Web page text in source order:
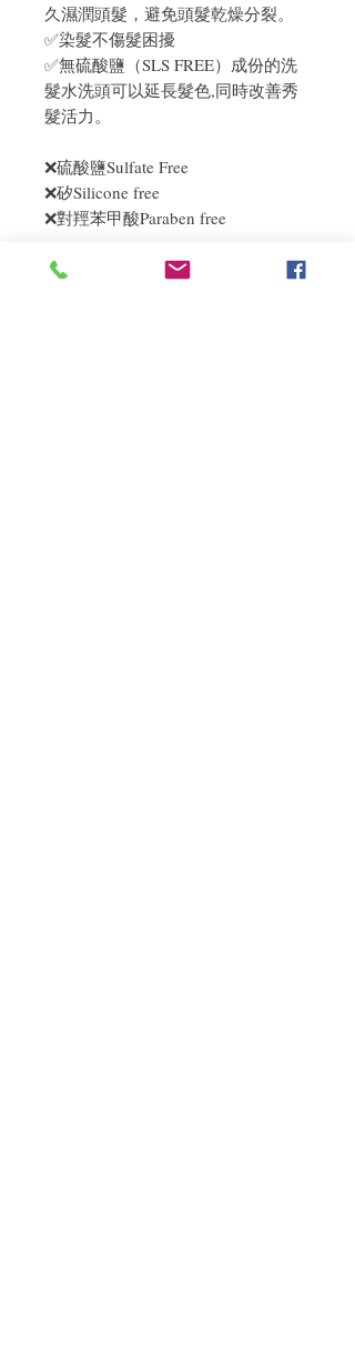
久濕潤頭髮，避免頭髮乾燥分裂。
✅染髮不傷髮困擾
✅無硫酸鹽（SLS FREE）成份的洗
髮水洗頭可以延長髮色,同時改善秀
髮活力。
❌硫酸鹽Sulfate Free
❌矽Silicone free
❌對羥苯甲酸Paraben free
使用方法